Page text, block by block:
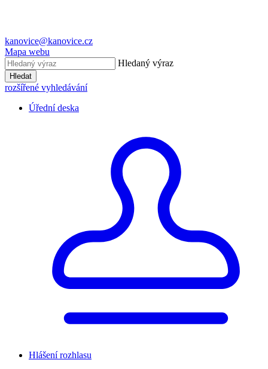
kanovice@kanovice.cz
Mapa webu
Hledaný výraz
Hledat
rozšířené vyhledávání
Úřední deska
Hlášení rozhlasu